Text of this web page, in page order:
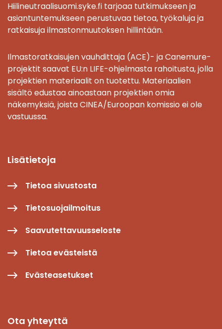
Hiilineutraalisuomi.syke.fi tarjoaa tutkimukseen ja
asiantuntemukseen perustuvaa tietoa, työkaluja ja
ratkaisuja ilmastonmuutoksen hillintään.
Ilmastoratkaisujen vauhdittaja (ACE)- ja Canemure-
projektit saavat EU:n LIFE-ohjelmasta rahoitusta, jolla
projektien materiaalit on tuotettu. Materiaalien
sisältö edustaa ainoastaan projektien omia
näkemyksiä, joista CINEA/Euroopan komissio ei ole
vastuussa.
Lisätietoja
Tietoa sivustosta
Tietosuojailmoitus
Saavutettavuusseloste
Tietoa evästeistä
Evästeasetukset
Ota yhteyttä